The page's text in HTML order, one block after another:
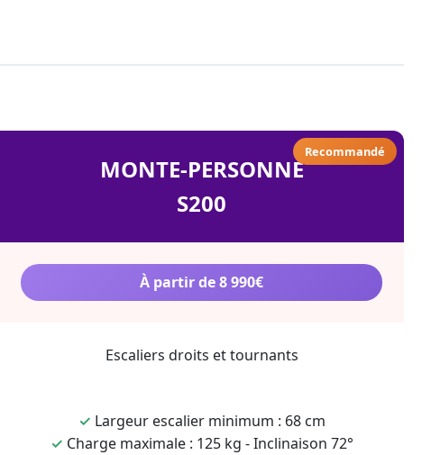
MONTE-PERSONNE
S200
Recommandé
À partir de 8 990€
Escaliers droits et tournants
✓ Largeur escalier minimum : 68 cm
✓ Charge maximale : 125 kg - Inclinaison 72°